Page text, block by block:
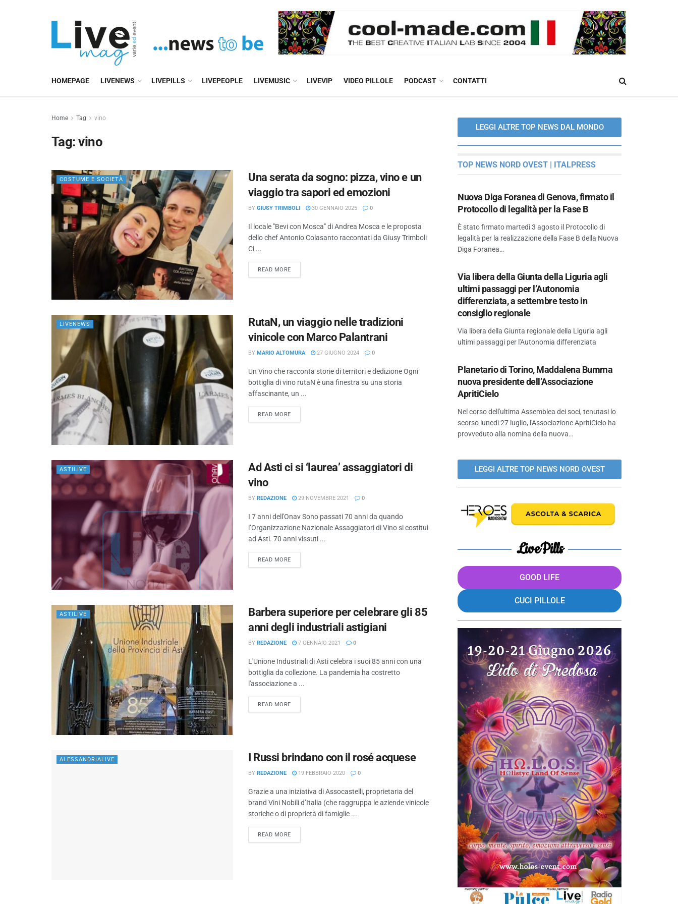
HOMEPAGE LIVENEWS LIVEPILLS LIVEPEOPLE LIVEMUSIC LIVEVIP VIDEO PILLOLE PODCAST CONTATTI
Home Tag vino
Tag:vino
COSTUME E SOCIETÀ
Una serata da sogno: pizza, vino e un
viaggio tra sapori ed emozioni
BY GIUSY TRIMBOLI 30 GENNAIO 2025 0
Il locale "Bevi con Mosca" di Andrea Mosca e le proposta
dello chef Antonio Colasanto raccontati da Giusy Trimboli
Ci ...
READ MORE
LIVENEWS
RutaN, un viaggio nelle tradizioni
vinicole con Marco Palantrani
BY MARIO ALTOMURA 27 GIUGNO 2024 0
Un Vino che racconta storie di territori e dedizione Ogni
bottiglia di vino rutaN è una finestra su una storia
affascinante, un ...
READ MORE
ASTILIVE
Ad Asti ci si ‘laurea’ assaggiatori di
vino
BY REDAZIONE 29 NOVEMBRE 2021 0
I 7 anni dell'Onav Sono passati 70 anni da quando
l’Organizzazione Nazionale Assaggiatori di Vino si costituì
ad Asti. 70 anni vissuti ...
READ MORE
ASTILIVE
Barbera superiore per celebrare gli 85
anni degli industriali astigiani
BY REDAZIONE 7 GENNAIO 2021 0
L'Unione Industriali di Asti celebra i suoi 85 anni con una
bottiglia da collezione. La pandemia ha costretto
l'associazione a ...
READ MORE
ALESSANDRIALIVE I Russi brindano con il rosé acquese
BY REDAZIONE 19 FEBBRAIO 2020 0
Grazie a una iniziativa di Assocastelli, proprietaria del
brand Vini Nobili d’Italia (che raggruppa le aziende vinicole
storiche o di proprietà di famiglie ...
READ MORE
LEGGI ALTRE TOP NEWS DAL MONDO
TOP NEWS NORD OVEST | ITALPRESS
Nuova Diga Foranea di Genova, firmato il
Protocollo di legalità per la Fase B
È stato firmato martedì 3 agosto il Protocollo di
legalità per la realizzazione della Fase B della Nuova
Diga Foranea…
Via libera della Giunta della Liguria agli
ultimi passaggi per l’Autonomia
differenziata, a settembre testo in
consiglio regionale
Via libera della Giunta regionale della Liguria agli
ultimi passaggi per l'Autonomia differenziata
Planetario di Torino, Maddalena Bumma
nuova presidente dell’Associazione
ApritiCielo
Nel corso dell'ultima Assemblea dei soci, tenutasi lo
scorso lunedì 27 luglio, l'Associazione ApritiCielo ha
provveduto alla nomina della nuova…
LEGGI ALTRE TOP NEWS NORD OVEST
LivePills
GOOD LIFE
CUCI PILLOLE